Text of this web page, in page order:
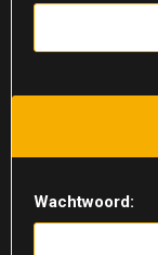
Wachtwoord: